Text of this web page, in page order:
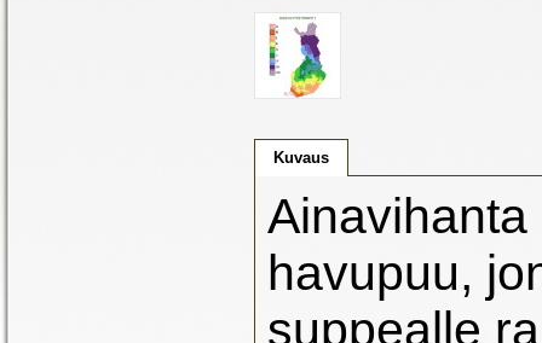
Kuvaus
havupuu,
suppealle